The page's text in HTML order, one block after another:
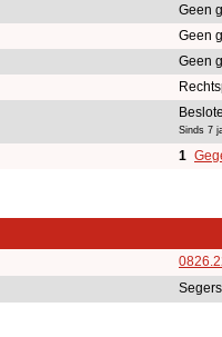
Geen
Geen
Geen
Sinds 7
1